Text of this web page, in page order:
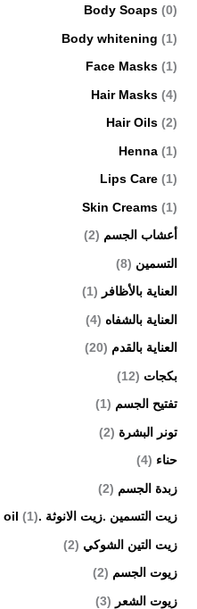
Body Soaps (0)
Body whitening (1)
Face Masks (1)
Hair Masks (4)
Hair Oils (2)
Henna (1)
Lips Care (1)
Skin Creams (1)
أعشاب الجسم (2)
التسمين (8)
العناية بالأظافر (1)
العناية بالشفاه (4)
العناية بالقدم (20)
بكجات (12)
تفتيح الجسم (1)
تونر البشرة (2)
حناء (4)
زبدة الجسم (2)
زيت التسمين .زيت الانوثة .body oil(1)
زيت التين الشوكي (2)
زيوت الجسم (2)
زيوت الشعر (3)